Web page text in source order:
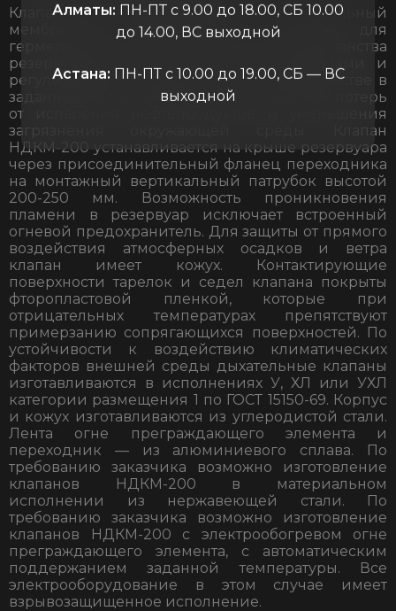
Клапан непромерзающий дыхательный
мембранный НДКМ-200 предназначен для
герметизации газового пространства
резервуаров с нефтью и нефтепродуктами и
регулирования давления в этом пространстве в
заданных пределах с целью сокращения потерь
от испарения нефтепродуктов и уменьшения
загрязнения окружающей среды. Клапан
НДКМ-200 устанавливается на крыше резервуара
через присоединительный фланец переходника
на монтажный вертикальный патрубок высотой
200-250 мм. Возможность проникновения
пламени в резервуар исключает встроенный
огневой предохранитель. Для защиты от прямого
воздействия атмосферных осадков и ветра
клапан имеет кожух. Контактирующие
поверхности тарелок и седел клапана покрыты
фторопластовой пленкой, которые при
отрицательных температурах препятствуют
примерзанию сопрягающихся поверхностей. По
устойчивости к воздействию климатических
факторов внешней среды дыхательные клапаны
изготавливаются в исполнениях У, ХЛ или УХЛ
категории размещения 1 по ГОСТ 15150-69. Корпус
и кожух изготавливаются из углеродистой стали.
Лента огне преграждающего элемента и
переходник — из алюминиевого сплава. По
требованию заказчика возможно изготовление
клапанов НДКМ-200 в материальном
исполнении из нержавеющей стали. По
требованию заказчика возможно изготовление
клапанов НДКМ-200 с электрообогревом огне
преграждающего элемента, с автоматическим
поддержанием заданной температуры. Все
электрооборудование в этом случае имеет
взрывозащищенное исполнение.
Алматы: ПН-ПТ с 9.00 до 18.00, СБ 10.00
до 14.00, ВС выходной
Астана: ПН-ПТ с 10.00 до 19.00, СБ — ВС
выходной